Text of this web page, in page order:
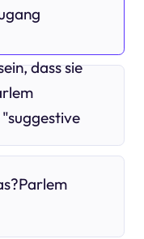
dass sie